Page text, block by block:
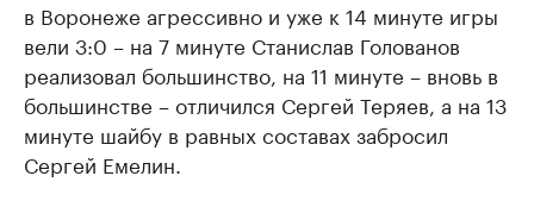
в Воронеже агрессивно и уже к 14 минуте игры
вели 3:0 – на 7 минуте Станислав Голованов
реализовал большинство, на 11 минуте – вновь в
большинстве – отличился Сергей Теряев, а на 13
минуте шайбу в равных составах забросил
Сергей Емелин.